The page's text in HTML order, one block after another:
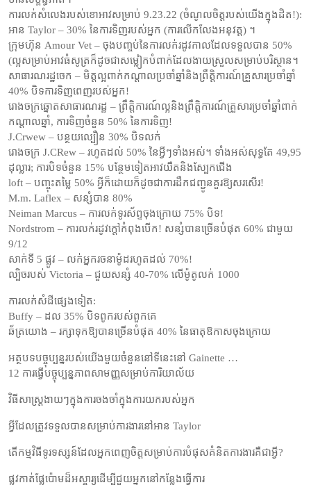
ការលក់សំលេងរបស់ខោអាវសម្រាប់ 9.23.22 (ចំណូលចិត្តរបស់យើងក្នុងដិត!):
អាន Taylor – 30% នៃការទិញរបស់អ្នក (ការលើកលែងអនុវត្ត) ។
ក្រុមហ៊ុន Amour Vet – ចុងបញ្ចប់នៃការលក់រដូវកាលដែលទទួលបាន 50%
(ល្អសម្រាប់អាវធំសូត្រក៏ដូចជាសម្លៀកបំពាក់ដែលងាយស្រួលសម្រាប់បរិស្ថាន។
សាធារណរដ្ឋចេក – មិត្តល្អពាក់កណ្ដាលប្រចាំឆ្នាំនិងព្រឹត្តិការណ៍គ្រួសារប្រចាំឆ្នាំ
40% បិទការទិញពេញរបស់អ្នក!
រោងចក្រឆ្នោតសាធារណរដ្ឋ – ព្រឹត្តិការណ៍ល្អនិងព្រឹត្តិការណ៍គ្រួសារប្រចាំឆ្នាំពាក់
កណ្តាលឆ្នាំ, ការទិញចំនួន 50% នៃការទិញ!
J.Crwew – បន្ថយល្បឿន 30% បិទលក់
រោងចក្រ J.CRew – រហូតដល់ 50% នៃអ្វីៗទាំងអស់។ ទាំងអស់សុទ្ធតែ 49,95
ដុល្លារ; ការបិទចំនួន 15% បន្ថែមទៀតអាវយឺតនិងស្បែកជើង
loft – បញ្ចុះតម្លៃ 50% អ្វីក៏ដោយក៏ដូចជាការដឹកជញ្ជូនគួរឱ្យសរសើរ!
M.m. Laflex – សន្សំបាន 80%
Neiman Marcus – ការលក់ទូរស័ព្ទចុងក្រោយ 75% បិទ!
Nordstrom – ការលក់រដូវក្តៅកំពុងបើក! សន្សំបានច្រើនបំផុត 60% ជាមួយ
9/12
សាក់ទី 5 ផ្លូវ – លក់អ្នករចនាម៉ូដរហូតដល់ 70%!
ល្បិចរបស់ Victoria – ជួយសន្សំ 40-70% លើម៉ូតូលក់ 1000
ការលក់សំដីផ្សេងទៀត:
Buffy – ដល 35% បិទពូករបស់ពួកគេ
ឆ័ត្រយោង – រក្សាទុកឱ្យបានច្រើនបំផុត 40% នៃធាតុឱកាសចុងក្រោយ
អត្ថបទបច្ចុប្បន្នរបស់យើងមួយចំនួននៅទីនេះនៅ Gainette …
12 ការធ្វើបច្ចុប្បន្នភាពសាមញ្ញសម្រាប់ការិយាល័យ
វិធីសាស្រ្តងាយៗក្នុងការចងចាំក្នុងការយករបស់អ្នក
អ្វីដែលត្រូវទទួលបានសម្រាប់ការងារនៅអាន Taylor
តើកម្មវិធីទូរទស្សន៍ដែលអ្នកពេញចិត្តសម្រាប់ការបំផុសគំនិតការងារគឺជាអ្វី?
ផ្លូវកាត់ផ្លែប៉ោមដ៏អស្ចារ្យដើម្បីជួយអ្នកនៅកន្លែងធ្វើការ